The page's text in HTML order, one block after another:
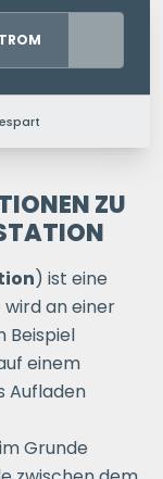
ZU
) ist eine
wird an einer
Beispiel
einem
Aufladen
Grunde